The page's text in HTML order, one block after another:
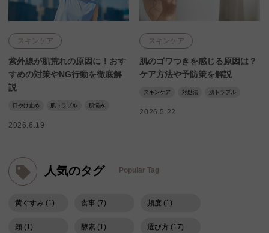
スキンケア
紫外線が肌荒れの原因に！おす
すめの対策やNG行動を徹底解
説
日やけ止め 肌トラブル 肌悩み
2026.6.19
スキンケア
肌のゴワつきを感じる原因は？
ケア方法や予防策を解説
スキンケア 対処法 肌トラブル
2026.5.22
人気のタグ Popular Tag
黄ぐすみ (1) 食事 (7) 頻度 (1)
頬 (1) 酵素 (1) 選び方 (17)